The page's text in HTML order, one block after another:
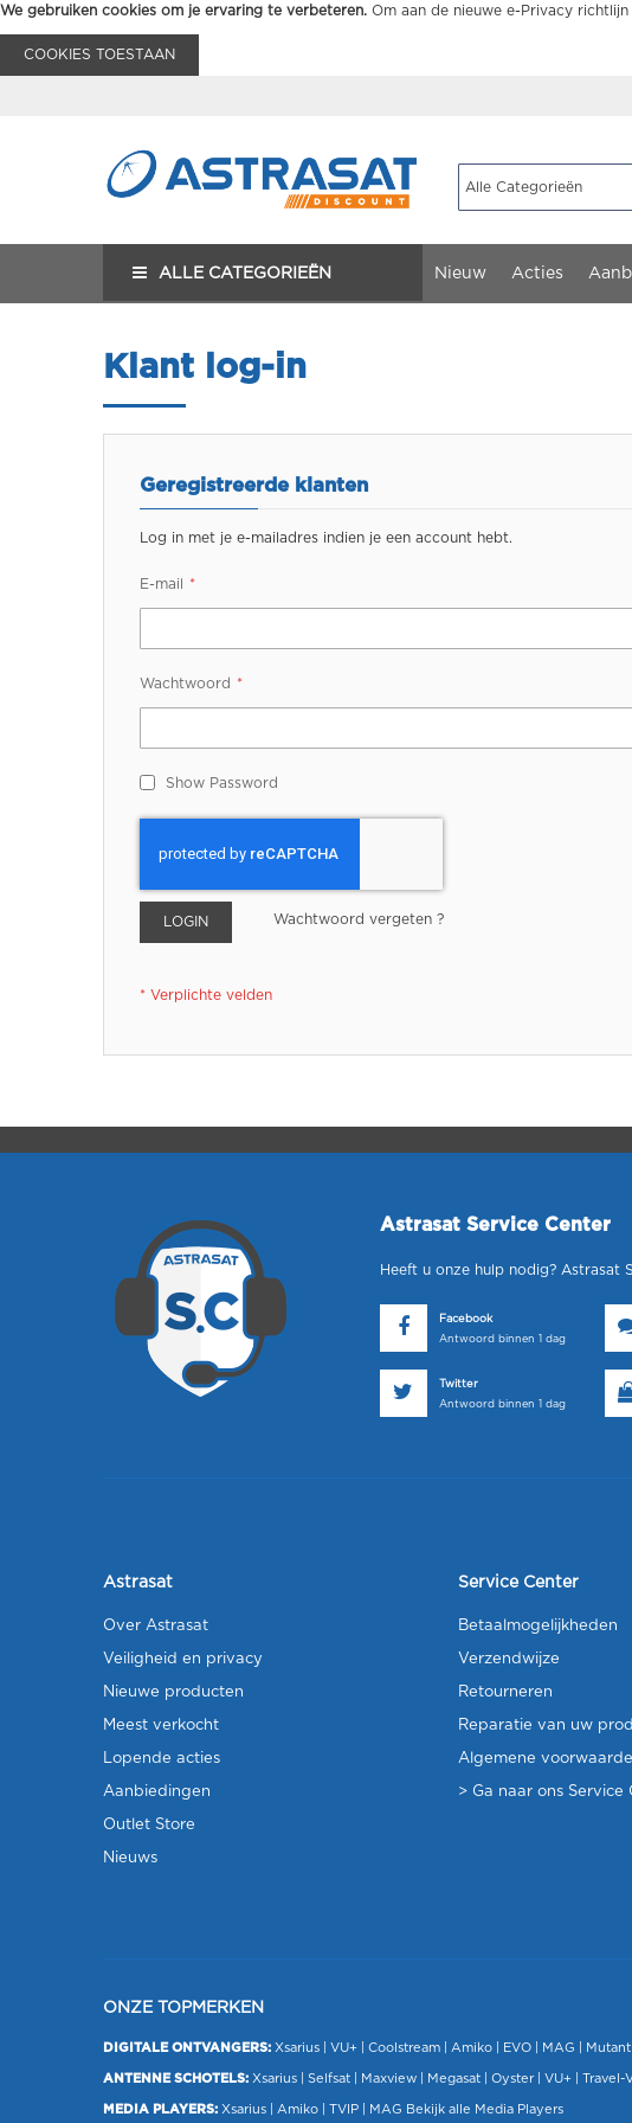
We gebruiken cookies om je ervaring te verbeteren. Om aan de nieuwe e-Privacy
COOKIES TOESTAAN
ALLE CATEGORIEËN Nieuw Acties
Klant log-in
Geregistreerde klanten
Log in met je e-mailadres indien je een account hebt.
E-mail
Wachtwoord
Show Password
LOGIN Wachtwoord vergeten ?
Astrasat Service Center
Heeft u onze hulp nodig? Astrasat
Facebook
Antwoord binnen 1 dag
Twitter
Antwoord binnen 1 dag
Astrasat
Over Astrasat
Veiligheid en privacy
Nieuwe producten
Meest verkocht
Lopende acties
Aanbiedingen
Outlet Store
Nieuws
Service Center
Betaalmogelijkheden
Verzendwijze
Retourneren
Reparatie van uw
Algemene
> Ga naar ons Service
ONZE TOPMERKEN
DIGITALE ONTVANGERS: Xsarius VU+ | Coolstream | Amiko EVO MAG Mutant
ANTENNE SCHOTELS: Xsarius Selfsat Maxview Megasat | Oyster | VU+ Travel-
MEDIA PLAYERS: Xsarius Amiko TVIP MAG Bekijk alle Media Players